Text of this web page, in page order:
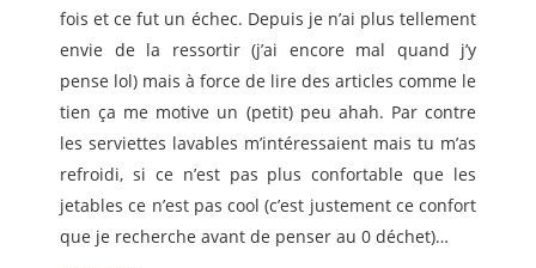
fois et ce fut un échec. Depuis je n’ai plus tellement
envie de la ressortir (j’ai encore mal quand j’y
pense lol) mais à force de lire des articles comme le
tien ça me motive un (petit) peu ahah. Par contre
les serviettes lavables m’intéressaient mais tu m’as
refroidi, si ce n’est pas plus confortable que les
jetables ce n’est pas cool (c’est justement ce confort
que je recherche avant de penser au 0 déchet)…